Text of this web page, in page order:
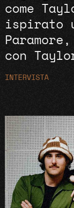
come
ispirato
con
INTERVISTA